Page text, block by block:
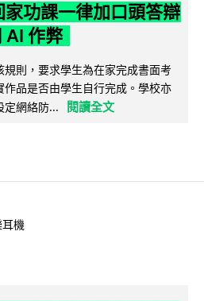
功課一律加口頭答辯
AI 作弊
則，要求學生為在家完成書面考
品是否由學生自行完成。學校亦
定網絡防...
閱讀全文
機